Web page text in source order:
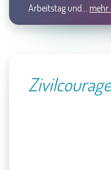
Arbeitstag und…
mehr